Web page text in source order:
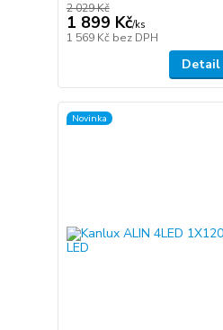
2 029 Kč
1 899 Kč/ks
1 569 Kč bez DPH
Detail
Novinka